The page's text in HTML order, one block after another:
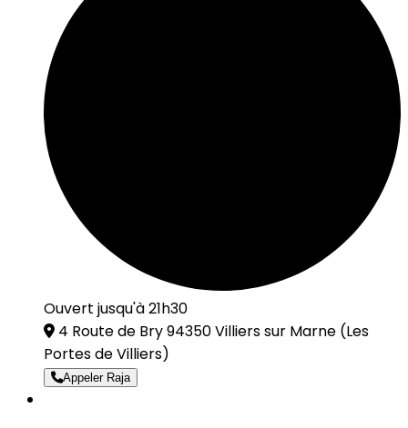
Ouvert jusqu'à 21h30
4 Route de Bry 94350 Villiers sur Marne (Les
Portes de Villiers)
Appeler Raja